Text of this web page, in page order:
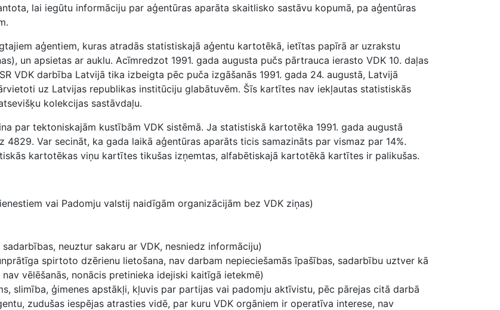
lai iegūtu informāciju par aģentūras aparāta skaitlisko sastāvu kopumā, pa aģentūras
aģentiem, kuras atradās statistiskajā aģentu kartotēkā, ietītas papīrā ar uzrakstu
un apsietas ar auklu. Acīmredzot 1991. gada augusta pučs pārtrauca ierasto VDK 10. daļas
VDK darbība Latvijā tika izbeigta pēc puča izgāšanās 1991. gada 24. augustā, Latvijā
uz Latvijas republikas institūciju glabātuvēm. Šīs kartītes nav iekļautas statistiskās
kolekcijas sastāvdaļu.
par tektoniskajām kustībām VDK sistēmā. Ja statistiskā kartotēka 1991. gada augustā
Var secināt, ka gada laikā aģentūras aparāts ticis samazināts par vismaz par 14%.
kartotēkas viņu kartītes tikušas izņemtas, alfabētiskajā kartotēkā kartītes ir palikušas.
vai Padomju valstij naidīgām organizācijām bez VDK ziņas)
neuztur sakaru ar VDK, nesniedz informāciju)
spirtoto dzērienu lietošana, nav darbam nepieciešamās īpašības, sadarbību uztver kā
vēlēšanās, nonācis pretinieka idejiski kaitīgā ietekmē)
slimība, ģimenes apstākļi, kļuvis par partijas vai padomju aktīvistu, pēc pārejas citā darbā
zudušas iespējas atrasties vidē, par kuru VDK orgāniem ir operatīva interese, nav